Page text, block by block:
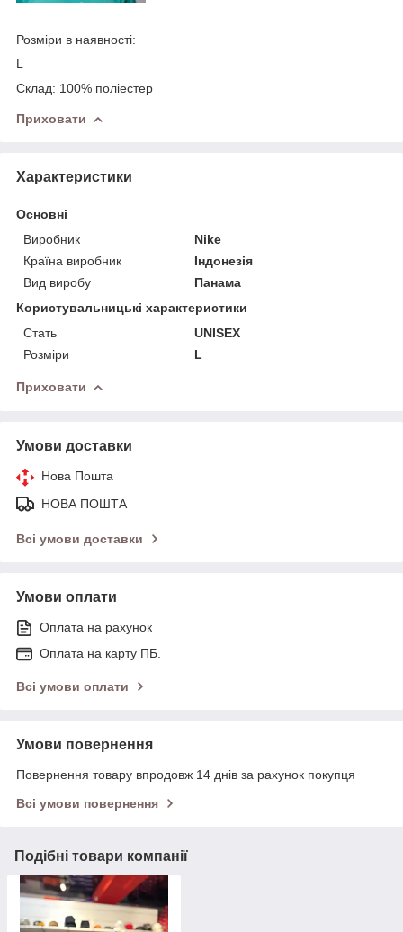
Розміри в наявності:
L
Склад: 100% полiестер
Приховати
Характеристики
Основні
Виробник
Nike
Країна виробник
Індонезія
Вид виробу
Панама
Користувальницькі характеристики
Стать
UNISEX
Розміри
L
Приховати
Умови доставки
Нова Пошта
НОВА ПОШТА
Всі умови доставки
Умови оплати
Оплата на рахунок
Оплата на карту ПБ.
Всі умови оплати
Умови повернення
Повернення товару впродовж 14 днів за рахунок покупця
Всі умови повернення
Подібні товари компанії